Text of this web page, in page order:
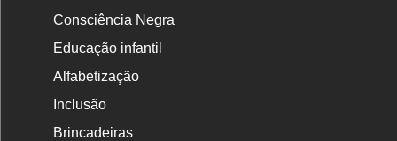
Consciência Negra
Educação infantil
Alfabetização
Inclusão
Brincadeiras